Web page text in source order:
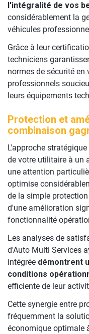
l'intégralité de vos
considérablement la
véhicules
Grâce à leur
techniciens
normes de sécurité
professionnels
leurs équipements
Protection et
combinaison
L'approche
de votre utilitaire à un
une attention
optimise
de la simple
d'une amélioration
fonctionnalité
Les analyses de
d'Auto Multi Services
intégrée démontrent
conditions
efficiente de leur
Cette synergie entre
fréquemment la
économique optimale